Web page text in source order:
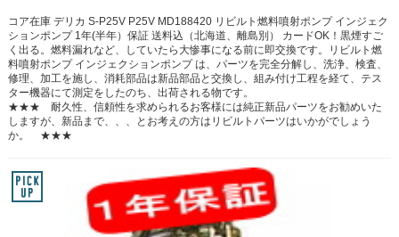
コア在庫 デリカ S-P25V P25V MD188420 リビルト燃料噴射ポンプ インジェク
ションポンプ 1年(半年）保証 送料込（北海道、離島別） カードOK！黒煙すご
く出る。燃料漏れなど、していたら大惨事になる前に即交換です。リビルト燃
料噴射ポンプ インジェクションポンプ は、パーツを完全分解し、洗浄、検査、
修理、加工を施し、消耗部品は新品部品と交換し、組み付け工程を経て、テス
ター機器にて測定をしたのち、出荷される物です。
★★★ 耐久性、信頼性を求められるお客様には純正新品パーツをお勧めいた
しますが、新品まで、、、とお考えの方はリビルトパーツはいかがでしょう
か。 ★★★